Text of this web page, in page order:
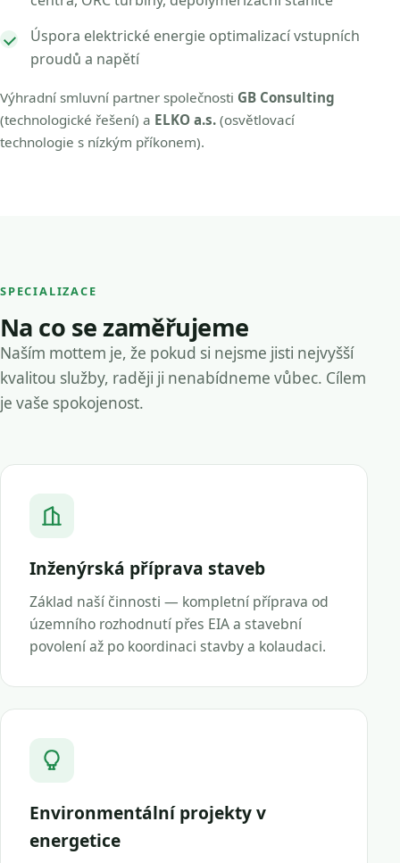
Úspora elektrické energie optimalizací vstupních
proudů a napětí
Výhradní smluvní partner společnosti GB Consulting
(technologické řešení) a ELKO a.s. (osvětlovací
technologie s nízkým příkonem).
SPECIALIZACE
Na co se zaměřujeme
Naším mottem je, že pokud si nejsme jisti nejvyšší
kvalitou služby, raději ji nenabídneme vůbec. Cílem
je vaše spokojenost.
Inženýrská příprava staveb
Základ naší činnosti — kompletní příprava od
územního rozhodnutí přes EIA a stavební
povolení až po koordinaci stavby a kolaudaci.
Environmentální projekty v
energetice